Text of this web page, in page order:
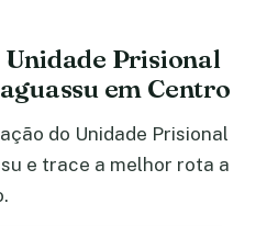
Prisional
em Centro
do Unidade Prisional
e trace a melhor rota a